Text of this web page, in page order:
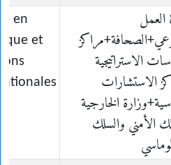
العمل
الاستراتيجية
الاستشارات
الخارجية
الأمني والسلك
en
et